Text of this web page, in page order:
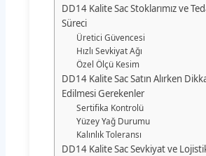
DD14 Kalite Sac Stoklarımız ve
Süreci
Üretici Güvencesi
Hızlı Sevkiyat Ağı
Özel Ölçü Kesim
DD14 Kalite Sac Satın Alırken
Edilmesi Gerekenler
Sertifika Kontrolü
Yüzey Yağ Durumu
Kalınlık Toleransı
DD14 Kalite Sac Sevkiyat ve